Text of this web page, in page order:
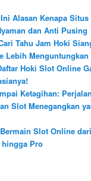
Alasan Kenapa
dan Anti Pusing
Tahu Jam Hoki
Lebih Menguntungkan
Hoki Slot Online
Ketagihan:
Slot Menegangkan
Slot Online
Pro